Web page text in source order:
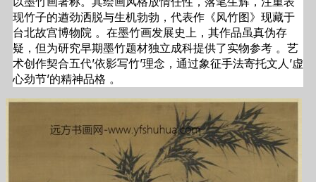
现竹子的遒劲洒脱与生机勃勃，代表作《风竹图》现藏于
台北故宫博物院 。在墨竹画发展史上，其作品虽真伪存
疑，但为研究早期墨竹题材独立成科提供了实物参考 。艺
术创作契合五代’依影写竹’理念，通过象征手法寄托文人’虚
心劲节’的精神品格 。